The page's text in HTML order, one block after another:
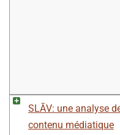
SLĀV: une analyse
contenu médiatique